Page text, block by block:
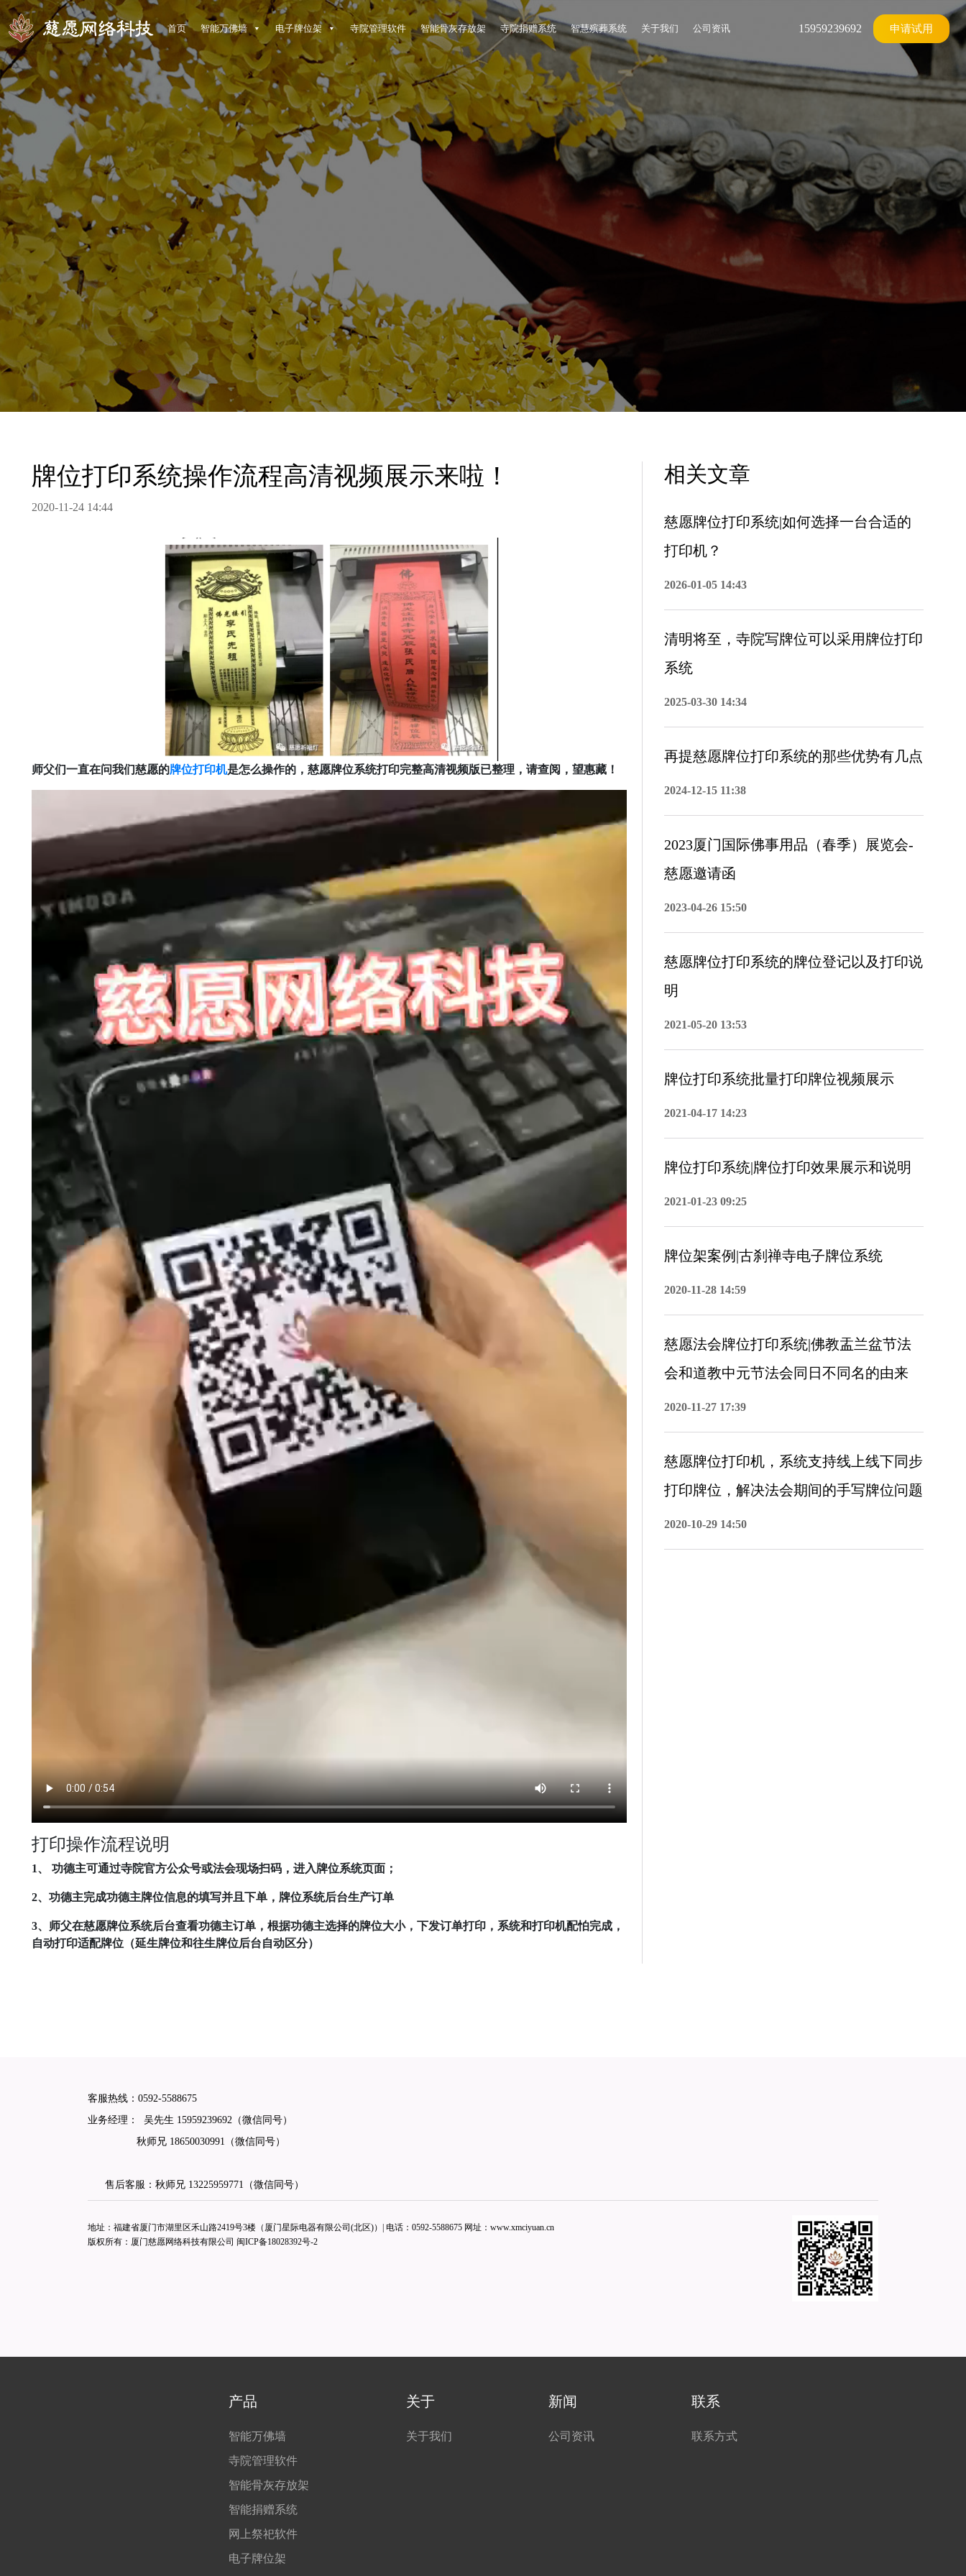
首页 智能万佛墙 电子牌位架 寺院管理软件 智能骨灰存放架 寺院捐赠系统 智慧殡葬系统 关于我们 公司资讯 15959239692 申请试用
牌位打印系统操作流程高清视频展示来啦！
2020-11-24 14:44
师父们一直在问我们慈愿的牌位打印机是怎么操作的，慈愿牌位系统打印完整高清视频版已整理，请查阅，望惠藏！
打印操作流程说明
1、 功德主可通过寺院官方公众号或法会现场扫码，进入牌位系统页面；
2、功德主完成功德主牌位信息的填写并且下单，牌位系统后台生产订单
3、师父在慈愿牌位系统后台查看功德主订单，根据功德主选择的牌位大小，下发订单打印，系统和打印机配怕完成，
自动打印适配牌位（延生牌位和往生牌位后台自动区分）
相关文章
慈愿牌位打印系统|如何选择一台合适的
打印机？
2026-01-05 14:43
清明将至，寺院写牌位可以采用牌位打印
系统
2025-03-30 14:34
再提慈愿牌位打印系统的那些优势有几点
2024-12-15 11:38
2023厦门国际佛事用品（春季）展览会-
慈愿邀请函
2023-04-26 15:50
慈愿牌位打印系统的牌位登记以及打印说
明
2021-05-20 13:53
牌位打印系统批量打印牌位视频展示
2021-04-17 14:23
牌位打印系统|牌位打印效果展示和说明
2021-01-23 09:25
牌位架案例|古刹禅寺电子牌位系统
2020-11-28 14:59
慈愿法会牌位打印系统|佛教盂兰盆节法
会和道教中元节法会同日不同名的由来
2020-11-27 17:39
慈愿牌位打印机，系统支持线上线下同步
打印牌位，解决法会期间的手写牌位问题
2020-10-29 14:50
客服热线： 0592-5588675
业务经理： 吴先生 15959239692 （微信同号）
秋师兄 18650030991 （微信同号）
售后客服：秋师兄 13225959771 （微信同号）
地址：福建省厦门市湖里区禾山路2419号3楼（厦门星际电器有限公司(北区)）| 电话： 0592-5588675 网址： www.xmciyuan.cn
版权所有：厦门慈愿网络科技有限公司 闽ICP备18028392号-2
产品
智能万佛墙
寺院管理软件
智能骨灰存放架
智能捐赠系统
网上祭祀软件
电子牌位架
关于
关于我们
新闻
公司资讯
联系
联系方式